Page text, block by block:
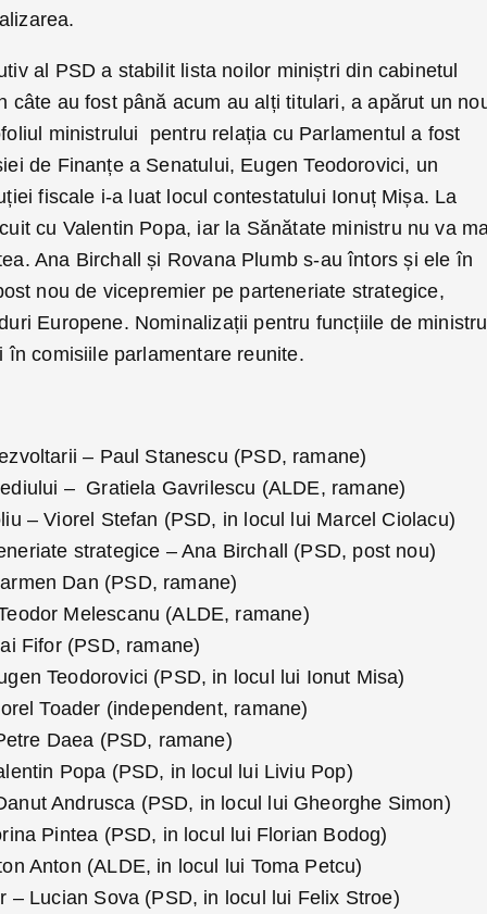
al PSD a stabilit lista noilor miniștri din cabinetul
câte au fost până acum au alți titulari, a apărut un
ministrului pentru relația cu Parlamentul a fost
de Finanțe a Senatului, Eugen Teodorovici, un
fiscale i-a luat locul contestatului Ionuț Mișa. La
cu Valentin Popa, iar la Sănătate ministru nu va
Ana Birchall și Rovana Plumb s-au întors și ele în
nou de vicepremier pe parteneriate strategice,
Europene. Nominalizații pentru funcțiile de ministru
comisiile parlamentare reunite.
– Paul Stanescu (PSD, ramane)
– Gratiela Gavrilescu (ALDE, ramane)
– Viorel Stefan (PSD, in locul lui Marcel Ciolacu)
strategice – Ana Birchall (PSD, post nou)
Dan (PSD, ramane)
Melescanu (ALDE, ramane)
Fifor (PSD, ramane)
Teodorovici (PSD, in locul lui Ionut Misa)
Toader (independent, ramane)
Daea (PSD, ramane)
Popa (PSD, in locul lui Liviu Pop)
Andrusca (PSD, in locul lui Gheorghe Simon)
Pintea (PSD, in locul lui Florian Bodog)
Anton (ALDE, in locul lui Toma Petcu)
– Lucian Sova (PSD, in locul lui Felix Stroe)